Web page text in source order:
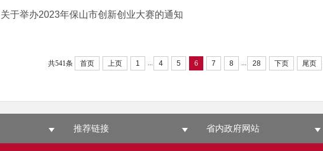
关于举办2023年保山市创新创业大赛的通知
共541条 首页 上页 1 ... 4 5 6 7 8 ... 28 下页 尾页
推荐链接 省内政府网站